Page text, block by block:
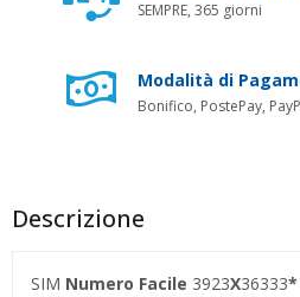
SEMPRE, 365 giorni
Modalità di
Bonifico, PostePay,
Descrizione
SIM Numero Facile 3923X36333*